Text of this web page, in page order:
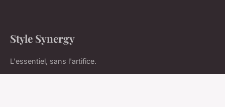
Style Synergy
L'essentiel, sans l'artifice.